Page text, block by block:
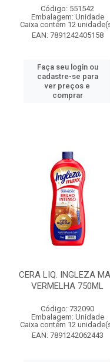
Código: 551542
Embalagem: Unidade
Caixa contém 12
EAN: 7891242405158
Faça seu login ou
cadastre-se para
ver preços e
comprar
CERA LIQ. INGLEZA
VERMELHA 750ML
Código: 732090
Embalagem: Unidade
Caixa contém 12
EAN: 7891242062443